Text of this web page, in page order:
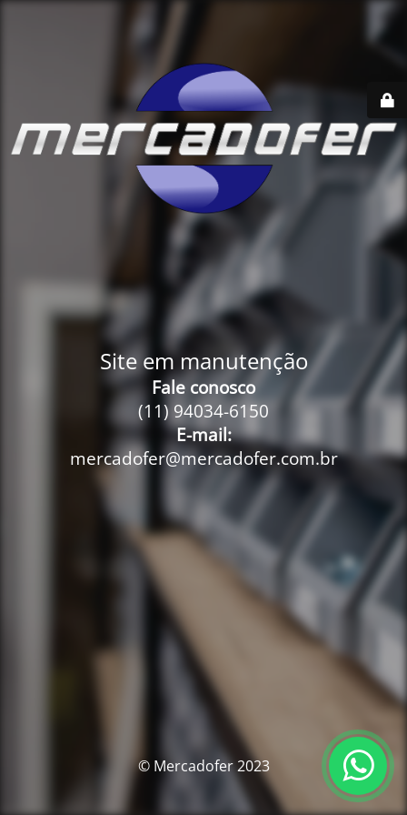
Site em manutenção
Fale conosco
(11) 94034-6150
E-mail:
mercadofer@mercadofer.com.br
© Mercadofer 2023